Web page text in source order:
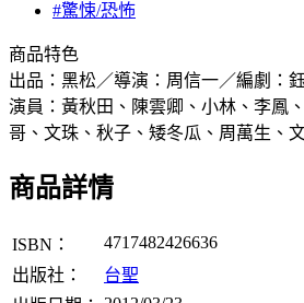
#驚悚/恐怖
商品特色
出品：黑松／導演：周信一／編劇：
演員：黃秋田、陳雲卿、小林、李鳳
哥、文珠、秋子、矮冬瓜、周萬生、
商品詳情
ISBN：
4717482426636
出版社：
台聖